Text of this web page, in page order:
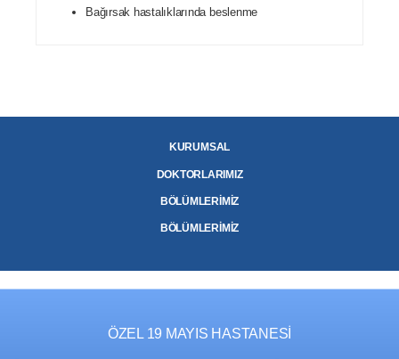
Bağırsak hastalıklarında beslenme
KURUMSAL
DOKTORLARIMIZ
BÖLÜMLERİMİZ
BÖLÜMLERİMİZ
ÖZEL 19 MAYIS HASTANESİ